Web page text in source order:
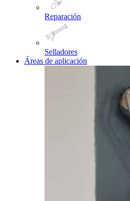
Reparación
Selladores
Áreas de aplicación